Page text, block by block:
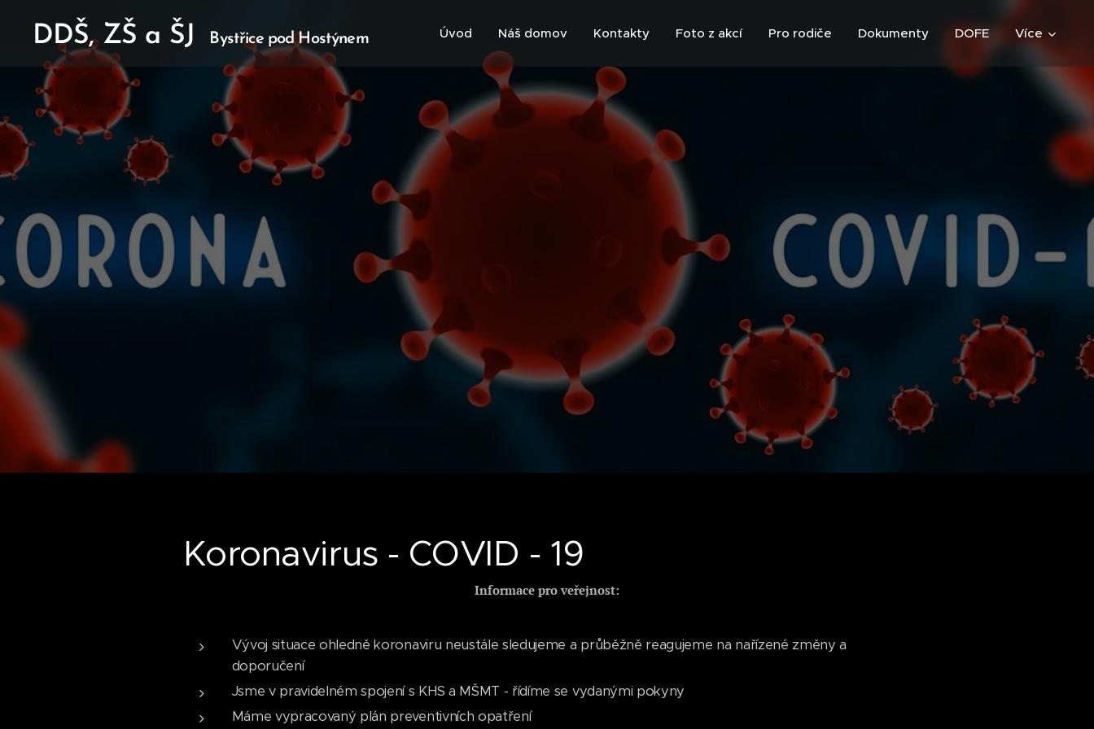
DDŠ, ZŠ a ŠJ Bystřice pod Hostýnem Úvod Náš domov Kontakty Foto z akcí Pro rodiče Dokumenty DOFE Více
Koronavirus - COVID - 19
Informace pro veřejnost:
Vývoj situace ohledně koronaviru neustále sledujeme a průběžně reagujeme na nařízené změny a
doporučení
Jsme v pravidelném spojení s KHS a MŠMT - řídíme se vydanými pokyny
Máme vypracovaný plán preventivních opatření